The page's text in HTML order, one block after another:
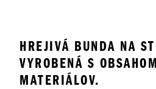
HREJIVÁ BUNDA NA
VYROBENÁ S
MATERIÁLOV.